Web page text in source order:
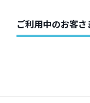
ご利用中のお客さ